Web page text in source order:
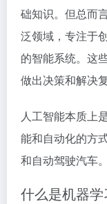
础知识。但总而
泛领域，专注于
的智能系统。这
做出决策和解决
人工智能本质上
能和自动化的方
和自动驾驶汽车。
什么是机器学